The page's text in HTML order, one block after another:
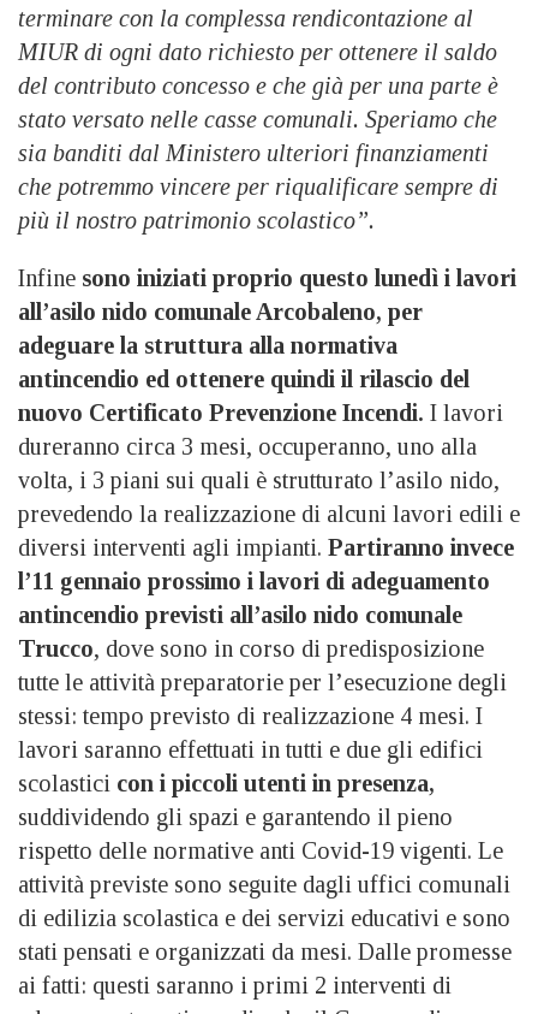
terminare con la complessa rendicontazione al
MIUR di ogni dato richiesto per ottenere il saldo
del contributo concesso e che già per una parte è
stato versato nelle casse comunali. Speriamo che
sia banditi dal Ministero ulteriori finanziamenti
che potremmo vincere per riqualificare sempre di
più il nostro patrimonio scolastico”.
Infine sono iniziati proprio questo lunedì i lavori
all’asilo nido comunale Arcobaleno, per
adeguare la struttura alla normativa
antincendio ed ottenere quindi il rilascio del
nuovo Certificato Prevenzione Incendi. I lavori
dureranno circa 3 mesi, occuperanno, uno alla
volta, i 3 piani sui quali è strutturato l’asilo nido,
prevedendo la realizzazione di alcuni lavori edili e
diversi interventi agli impianti. Partiranno invece
l’11 gennaio prossimo i lavori di adeguamento
antincendio previsti all’asilo nido comunale
Trucco, dove sono in corso di predisposizione
tutte le attività preparatorie per l’esecuzione degli
stessi: tempo previsto di realizzazione 4 mesi. I
lavori saranno effettuati in tutti e due gli edifici
scolastici con i piccoli utenti in presenza,
suddividendo gli spazi e garantendo il pieno
rispetto delle normative anti Covid-19 vigenti. Le
attività previste sono seguite dagli uffici comunali
di edilizia scolastica e dei servizi educativi e sono
stati pensati e organizzati da mesi. Dalle promesse
ai fatti: questi saranno i primi 2 interventi di